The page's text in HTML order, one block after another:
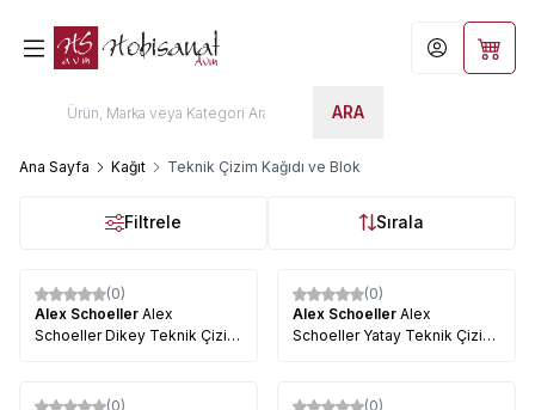
ARA
Hesabım
Ana Sayfa Kağıt Teknik Çizim Kağıdı ve Blok
Filtrele Sırala
(0)
Alex Schoeller Alex
Schoeller Dikey Teknik Çizim
%23
(0)
Alex Schoeller Alex
Schoeller Yatay Teknik Çizim
(0)
(0)